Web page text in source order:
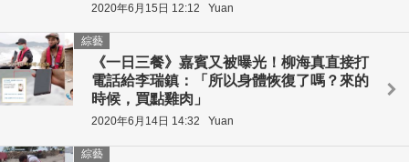
2020年6月15日 12:12 Yuan
《一日三餐》嘉賓又被曝光！柳海真直接打
電話給李瑞鎮：「所以身體恢復了嗎？來的
時候，買點雞肉」
綜藝
2020年6月14日 14:32 Yuan
綜藝